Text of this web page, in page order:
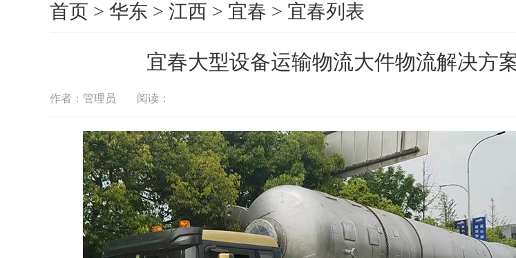
首页 > 华东 > 江西 > 宜春 > 宜春列表
宜春大型设备运输物流大件物流解决方
作者：管理员 阅读：